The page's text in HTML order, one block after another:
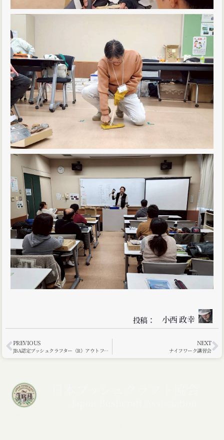
投稿： 小西 政幸
PREVIOUS
JBA認定ブッシュクラフター（R）アウトフィッターカナディアンカヌー講習会
NEXT
ナイフワーク講習会